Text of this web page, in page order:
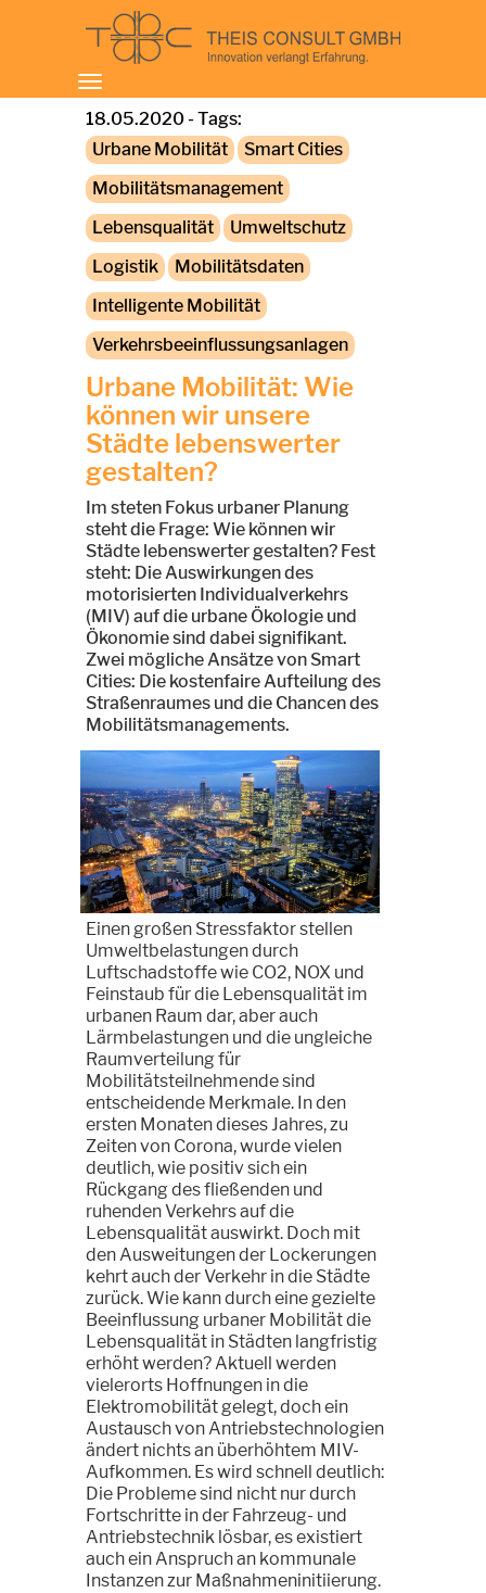
Toggle
navigation
18.05.2020 - Tags:
Urbane Mobilität
Smart Cities
Mobilitätsmanagement
Lebensqualität
Umweltschutz
Logistik
Mobilitätsdaten
Intelligente Mobilität
Verkehrsbeeinflussungsanlagen
Urbane Mobilität: Wie
können wir unsere
Städte lebenswerter
gestalten?
Im steten Fokus urbaner Planung
steht die Frage: Wie können wir
Städte lebenswerter gestalten? Fest
steht: Die Auswirkungen des
motorisierten Individualverkehrs
(MIV) auf die urbane Ökologie und
Ökonomie sind dabei signifikant.
Zwei mögliche Ansätze von Smart
Cities: Die kostenfaire Aufteilung des
Straßenraumes und die Chancen des
Mobilitätsmanagements.
Einen großen Stressfaktor stellen
Umweltbelastungen durch
Luftschadstoffe wie CO2, NOX und
Feinstaub für die Lebensqualität im
urbanen Raum dar, aber auch
Lärmbelastungen und die ungleiche
Raumverteilung für
Mobilitätsteilnehmende sind
entscheidende Merkmale. In den
ersten Monaten dieses Jahres, zu
Zeiten von Corona, wurde vielen
deutlich, wie positiv sich ein
Rückgang des fließenden und
ruhenden Verkehrs auf die
Lebensqualität auswirkt. Doch mit
den Ausweitungen der Lockerungen
kehrt auch der Verkehr in die Städte
zurück. Wie kann durch eine gezielte
Beeinflussung urbaner Mobilität die
Lebensqualität in Städten langfristig
erhöht werden? Aktuell werden
vielerorts Hoffnungen in die
Elektromobilität gelegt, doch ein
Austausch von Antriebstechnologien
ändert nichts an überhöhtem MIV-
Aufkommen. Es wird schnell deutlich:
Die Probleme sind nicht nur durch
Fortschritte in der Fahrzeug- und
Antriebstechnik lösbar, es existiert
auch ein Anspruch an kommunale
Instanzen zur Maßnahmeninitiierung.